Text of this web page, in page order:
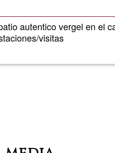
autentico vergel en el
visitas